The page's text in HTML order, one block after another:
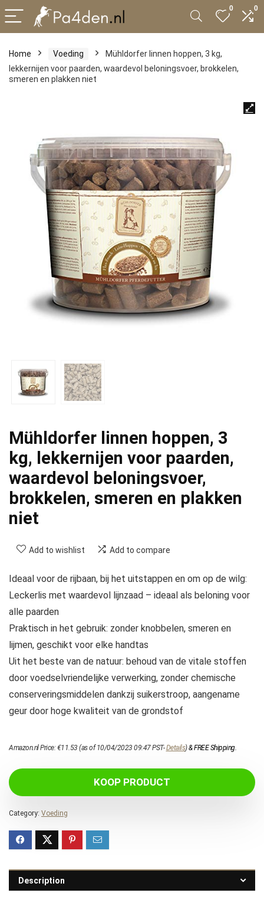
0 0
Home Voeding
Mühldorfer linnen hoppen, 3 kg,
lekkernijen voor paarden, waardevol beloningsvoer, brokkelen,
smeren en plakken niet
Mühldorfer linnen hoppen, 3
kg, lekkernijen voor paarden,
waardevol beloningsvoer,
brokkelen, smeren en plakken
niet
Add to wishlist Add to compare
Ideaal voor de rijbaan, bij het uitstappen en om op de wilg:
Leckerlis met waardevol lijnzaad – ideaal als beloning voor
alle paarden
Praktisch in het gebruik: zonder knobbelen, smeren en
lijmen, geschikt voor elke handtas
Uit het beste van de natuur: behoud van de vitale stoffen
door voedselvriendelijke verwerking, zonder chemische
conserveringsmiddelen dankzij suikerstroop, aangename
geur door hoge kwaliteit van de grondstof
Amazon.nl Price:€11.53 (as of 10/04/2023 09:47 PST-Details)&FREE Shipping.
KOOP PRODUCT
Category: Voeding
Description